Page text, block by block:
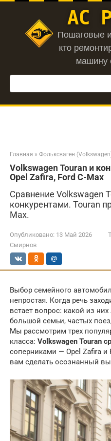
Перейти
АС
Пошаговые
кто
машину
Поиск:
Главная » Фольксваген
Volkswagen Touran и
Opel Zafira, Ford C-Max
Сравнение Volkswagen
конкурентами. Touran
Max.
Опубликовано: 13 Май 2026
Смирнов
Выбор семейного
непростая. Когда речь
встает вопрос: какой из
большой семьи, частых
Мы рассмотрим трех
класса: Volkswagen Touran
соперниками — Opel Zafira и
вам сделать осознанный